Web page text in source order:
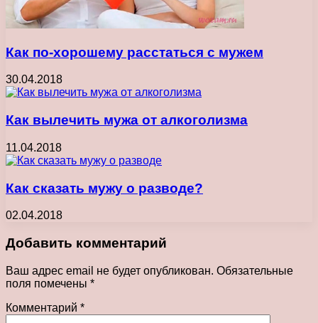
Как по-хорошему расстаться с мужем
30.04.2018
Как вылечить мужа от алкоголизма
11.04.2018
Как сказать мужу о разводе?
02.04.2018
Добавить комментарий
Ваш адрес email не будет опубликован. Обязательные
поля помечены *
Комментарий *